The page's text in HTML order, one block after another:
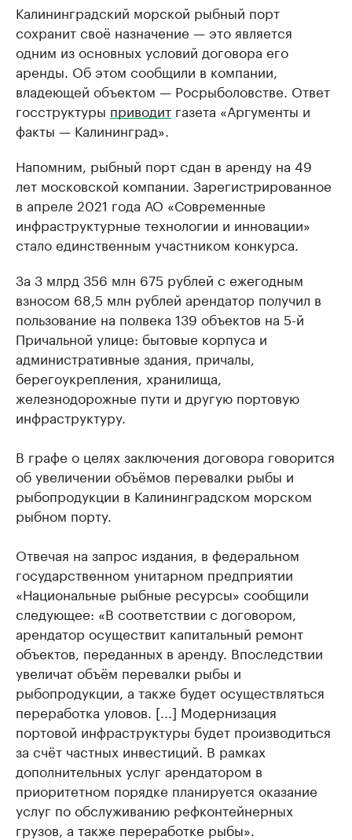
Калининградский морской рыбный порт
сохранит своё назначение — это является
одним из основных условий договора его
аренды. Об этом сообщили в компании,
владеющей объектом — Росрыболовстве. Ответ
госструктуры приводит газета «Аргументы и
факты — Калининград».
Напомним, рыбный порт сдан в аренду на 49
лет московской компании. Зарегистрированное
в апреле 2021 года АО «Современные
инфраструктурные технологии и инновации»
стало единственным участником конкурса.
За 3 млрд 356 млн 675 рублей с ежегодным
взносом 68,5 млн рублей арендатор получил в
пользование на полвека 139 объектов на 5-й
Причальной улице: бытовые корпуса и
административные здания, причалы,
берегоукрепления, хранилища,
железнодорожные пути и другую портовую
инфраструктуру.
В графе о целях заключения договора говорится
об увеличении объёмов перевалки рыбы и
рыбопродукции в Калининградском морском
рыбном порту.
Отвечая на запрос издания, в федеральном
государственном унитарном предприятии
«Национальные рыбные ресурсы» сообщили
следующее: «В соответствии с договором,
арендатор осуществит капитальный ремонт
объектов, переданных в аренду. Впоследствии
увеличат объём перевалки рыбы и
рыбопродукции, а также будет осуществляться
переработка уловов. [...] Модернизация
портовой инфраструктуры будет производиться
за счёт частных инвестиций. В рамках
дополнительных услуг арендатором в
приоритетном порядке планируется оказание
услуг по обслуживанию рефконтейнерных
грузов, а также переработке рыбы».